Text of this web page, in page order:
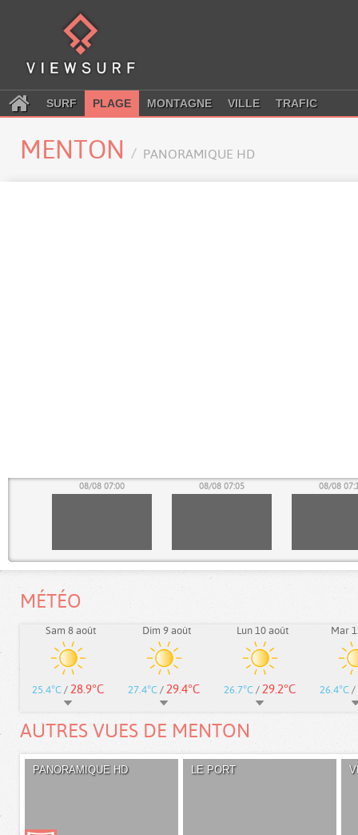
SURF PLAGE MONTAGNE VILLE TRAFIC
MENTON PANORAMIQUE HD
08/08 07:00 08/08 07:05 08/08
MÉTÉO
Sam 8 août
25.4°C / 28.9°C
Dim 9 août
27.4°C / 29.4°C
Lun 10 août
26.7°C / 29.2°C
Mar
26.4°C /
AUTRES VUES DE MENTON
PANORAMIQUE HD LE PORT